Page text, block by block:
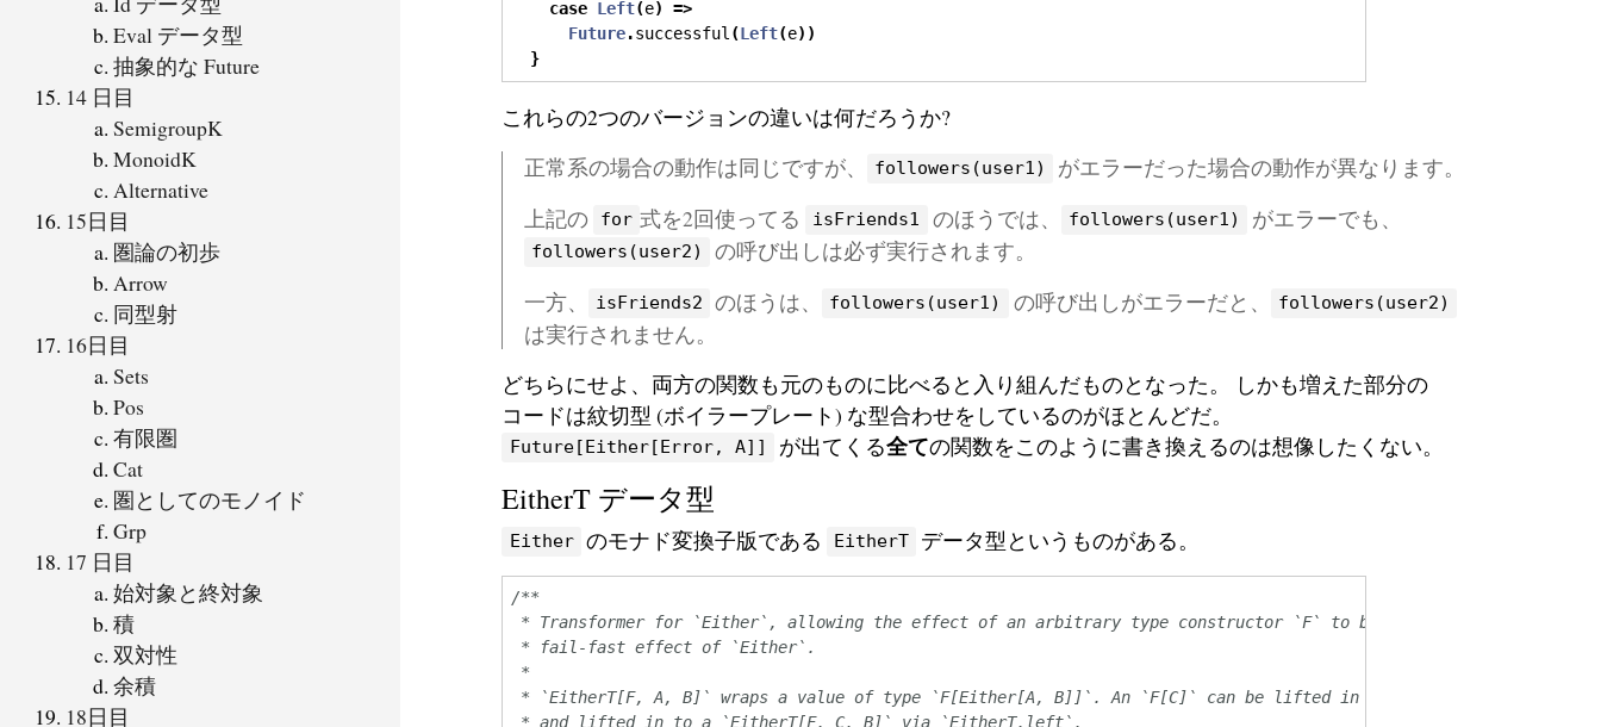
Eval データ型
抽象的な Future
14 日目
SemigroupK
MonoidK
Alternative
15日目
圏論の初歩
Arrow
同型射
16日目
Sets
Pos
有限圏
Cat
圏としてのモノイド
Grp
17 日目
始対象と終対象
積
双対性
余積
18日目
case Left(e)
=>
Future.successful(Left(e))
}
これらの2つのバージョンの違いは何だろうか?
正常系の場合の動作は同じですが、
followers(user1)
がエラーだった場合の動作が異なります。
上記の
for 式を2回使ってる isFriends1 のほうでは、 followers(user1) がエラーでも、
followers(user2)
の呼び出しは必ず実行されます。
一方、
isFriends2 のほうは、 followers(user1) の呼び出しがエラーだと、 followers(user2)
は実行されません。
どちらにせよ、両方の関数も元のものに比べると入り組んだものとなった。 しかも増えた部分の
コードは紋切型 (ボイラープレート) な型合わせをしているのがほとんどだ。
Future[Either[Error, A]] が出てくる全ての関数をこのように書き換えるのは想像したくない。
EitherT データ型
Either のモナド変換子版である EitherT データ型というものがある。
/**
* Transformer for `Either`, allowing the effect of an arbitrary type constructor `F` to be combined with the
* fail-fast effect of `Either`.
*
* `EitherT[F, A, B]` wraps a value of type `F[Either[A, B]]`. An `F[C]` can be lifted in to `EitherT[F, A, C]`
* and lifted in to a `EitherT[F, C, B]` via `EitherT.left`.